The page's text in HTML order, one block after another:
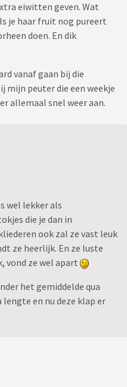
eiwitten geven. Wat
je haar fruit nog pureert
doen. En dik
vanaf gaan bij die
mijn peuter die een weekje
allemaal snel weer aan.
wel lekker als
die je dan in
ook zal ze vast leuk
ze heerlijk. En ze luste
vond ze wel apart
het gemiddelde qua
en nu deze klap er